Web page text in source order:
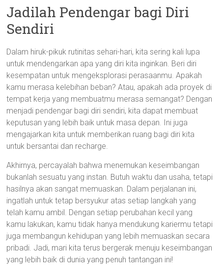
Jadilah Pendengar bagi Diri
Sendiri
Dalam hiruk-pikuk rutinitas sehari-hari, kita sering kali lupa
untuk mendengarkan apa yang diri kita inginkan. Beri diri
kesempatan untuk mengeksplorasi perasaanmu. Apakah
kamu merasa kelebihan beban? Atau, apakah ada proyek di
tempat kerja yang membuatmu merasa semangat? Dengan
menjadi pendengar bagi diri sendiri, kita dapat membuat
keputusan yang lebih baik untuk masa depan. Ini juga
mengajarkan kita untuk memberikan ruang bagi diri kita
untuk bersantai dan recharge.
Akhirnya, percayalah bahwa menemukan keseimbangan
bukanlah sesuatu yang instan. Butuh waktu dan usaha, tetapi
hasilnya akan sangat memuaskan. Dalam perjalanan ini,
ingatlah untuk tetap bersyukur atas setiap langkah yang
telah kamu ambil. Dengan setiap perubahan kecil yang
kamu lakukan, kamu tidak hanya mendukung kariermu tetapi
juga membangun kehidupan yang lebih memuaskan secara
pribadi. Jadi, mari kita terus bergerak menuju keseimbangan
yang lebih baik di dunia yang penuh tantangan ini!